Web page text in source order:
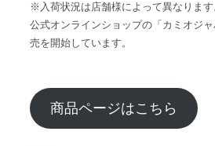
※入荷状況は店舗様によって異なります
公式オンラインショップの「カミオジ
売を開始しています。
商品ページはこちら